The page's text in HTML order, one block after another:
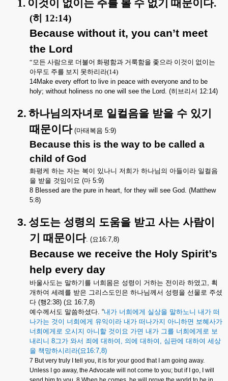
1. 이것이 없이는 주를 볼 수 없기 때문이다.
(히 12:14)
Because without it, you can’t meet
the Lord
“모든 사람으로 더불어 화평함과 거룩함을 좇으라 이것이 없이는
아무도 주를 보지 못하리라(14)
14Make every effort to live in peace with everyone and to be
holy; without holiness no one will see the Lord. (히브리서 12:14)
2. 하나님의자녀로 일컬음을 받을 수 있기
때문이다 (마태복음 5:9)
Because this is the way to be called a
child of God
화평케 하는 자는 복이 있나니 저희가 하나님의 아들이라 일컬음
을 받을 것임이요 (마 5:9)
8 Blessed are the pure in heart, for they will see God. (Matthew
5:8)
3. 성도는 성령의 도움을 받고 사는 사람이
기
때문이다. (요16:7,8)
Because we receive the Holy Spirit’s
help every day
바울사도는 말하기를 너희몸은 성령이 거하는 전이라 하였고, 획
개하여 세례를 받은 그리스도인은 하나님께서 성령을 선물로 주셨
다 (행2:38) (요 16:7,8)
예수께서도 말씀하셨다. “내가 너희에게 실상을 말하노니 내가 떠
나가는 것이 너희에게 유익이라 내가 떠나가지 아니하면 보혜사가
너희에게로 오시지 아니할 것이요 가면 내가 그를 너희에게로 보
내리니 8그가 와서 죄에 대하여 , 의에 대하여 , 심판에 대하여 세상
을 책망하시리라(요16:7,8)
7 But very truly I tell you, it is for your good that I am going away.
Unless I go away, the Advocate will not come to you; but if I go, I will